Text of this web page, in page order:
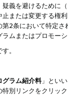
義を避けるために
または変更する権
2条において特定
ムまたはプロモー
。
グラム紹介料」とい
別リンクをクリッ